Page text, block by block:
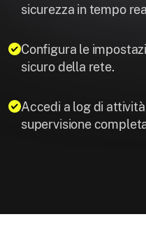
sicurezza in tempo
Configura le
sicuro della rete.
Accedi a log di
supervisione